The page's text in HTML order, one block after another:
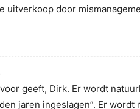
uitverkoop door
geeft, Dirk. Er wordt
jaren ingeslagen”. Er wordt